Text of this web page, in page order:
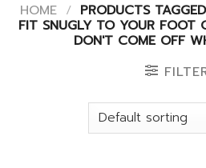
HOME / PRODUCTS
FIT SNUGLY TO YOUR FOOT
DON'T COME OFF